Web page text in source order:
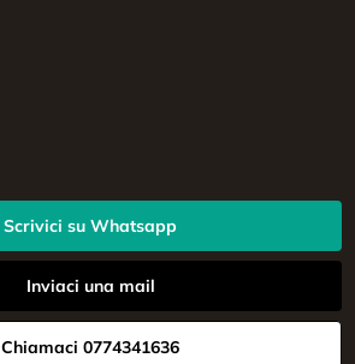
Scrivici su Whatsapp
Inviaci una mail
Chiamaci 0774341636